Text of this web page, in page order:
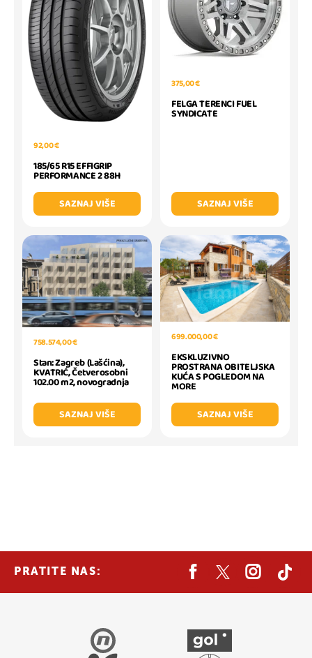
92,00 €
185/65 R15 EFFIGRIP
PERFORMANCE 2 88H
SAZNAJ VIŠE
375,00 €
FELGA TERENCI FUEL
SYNDICATE
SAZNAJ VIŠE
758.574,00 €
Stan: Zagreb (Lašćina),
KVATRIĆ, Četverosobni
102.00 m2, novogradnja
SAZNAJ VIŠE
699.000,00 €
EKSKLUZIVNO
PROSTRANA OBITELJSKA
KUĆA S POGLEDOM NA
MORE
SAZNAJ VIŠE
PRATITE NAS: